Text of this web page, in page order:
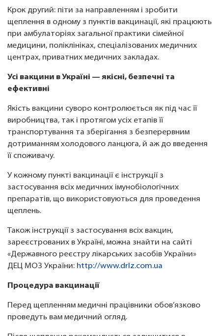
Крок другий: піти за направленням і зробити
щеплення в одному з пунктів вакцинації, які працюють
при амбулаторіях загальної практики сімейної
медицини, поліклініках, спеціалізованих медичних
центрах, приватних медичних закладах.
Усі вакцини в Україні — якісні, безпечні та
ефективні
Якість вакцини суворо контролюється як під час її
виробництва, так і протягом усіх етапів її
транспортування та зберігання з безперервним
дотриманням холодового ланцюга, й аж до введення
її споживачу.
У кожному пункті вакцинації є інструкції з
застосування всіх медичних імунобіологічних
препаратів, що використовуються для проведення
щеплень.
Також інструкції з застосування всіх вакцин,
зареєстрованих в Україні, можна знайти на сайті
«Державного реєстру лікарських засобів України»
ДЕЦ МОЗ України: http://www.drlz.com.ua
Процедура вакцинації
Перед щепленням медичні працівники обов’язково
проведуть вам медичний огляд.